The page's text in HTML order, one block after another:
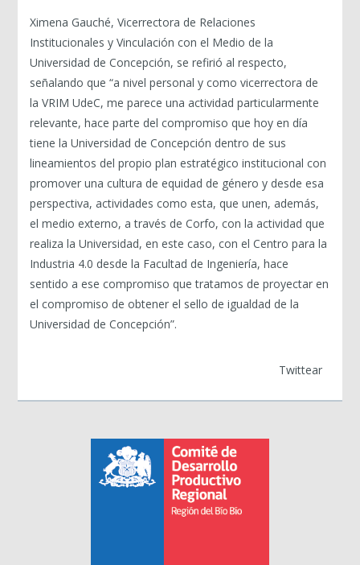
Ximena Gauché, Vicerrectora de Relaciones
Institucionales y Vinculación con el Medio de la
Universidad de Concepción, se refirió al respecto,
señalando que “a nivel personal y como vicerrectora de
la VRIM UdeC, me parece una actividad particularmente
relevante, hace parte del compromiso que hoy en día
tiene la Universidad de Concepción dentro de sus
lineamientos del propio plan estratégico institucional con
promover una cultura de equidad de género y desde esa
perspectiva, actividades como esta, que unen, además,
el medio externo, a través de Corfo, con la actividad que
realiza la Universidad, en este caso, con el Centro para la
Industria 4.0 desde la Facultad de Ingeniería, hace
sentido a ese compromiso que tratamos de proyectar en
el compromiso de obtener el sello de igualdad de la
Universidad de Concepción”.
Twittear